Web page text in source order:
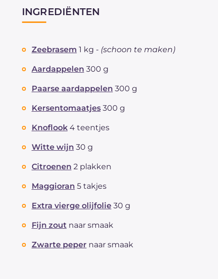
INGREDIËNTEN
Zeebrasem 1 kg - (schoon te maken)
Aardappelen 300 g
Paarse aardappelen 300 g
Kersentomaatjes 300 g
Knoflook 4 teentjes
Witte wijn 30 g
Citroenen 2 plakken
Maggioran 5 takjes
Extra vierge olijfolie 30 g
Fijn zout naar smaak
Zwarte peper naar smaak